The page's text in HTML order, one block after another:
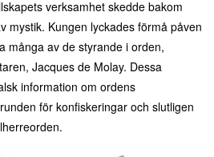
verksamhet skedde bakom
mystik. Kungen lyckades förmå påven
många av de styrande i orden,
Jacques de Molay. Dessa
information om ordens
för konfiskeringar och slutligen